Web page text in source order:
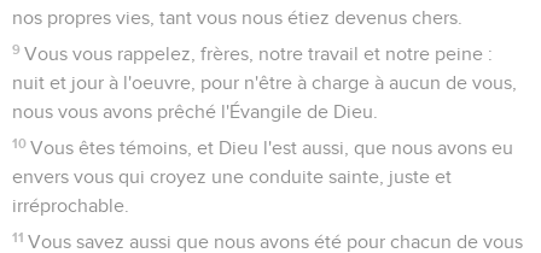
nos propres vies, tant vous nous étiez devenus chers.
9 Vous vous rappelez, frères, notre travail et notre peine :
nuit et jour à l'oeuvre, pour n'être à charge à aucun de vous,
nous vous avons prêché l'Évangile de Dieu.
10 Vous êtes témoins, et Dieu l'est aussi, que nous avons eu
envers vous qui croyez une conduite sainte, juste et
irréprochable.
11 Vous savez aussi que nous avons été pour chacun de vous